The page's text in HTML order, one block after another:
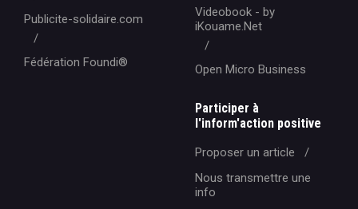
Publicite-solidaire.com
Fédération Foundi®️
Videobook - by
iKouame.Net
Open Micro Business
Participer à
l'inform'action positive
Proposer un article
Nous transmettre une
info